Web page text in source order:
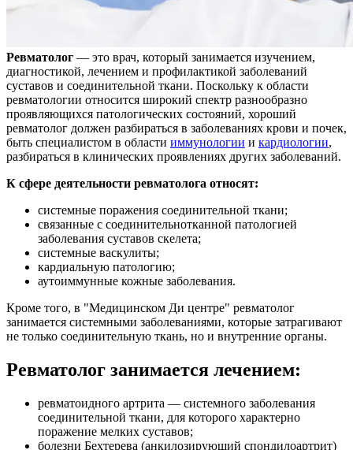
Ревматолог — это врач, который занимается изучением,
диагностикой, лечением и профилактикой заболеваний
суставов и соединительной ткани. Поскольку к области
ревматологии относится широкий спектр разнообразно
проявляющихся патологических состояний, хороший
ревматолог должен разбираться в заболеваниях крови и почек,
быть специалистом в области иммунологии и кардиологии,
разбираться в клинических проявлениях других заболеваний.
К сфере деятельности ревматолога относят:
системные поражения соединительной ткани;
связанные с соединительнотканной патологией
заболевания суставов скелета;
системные васкулиты;
кардиальную патологию;
аутоиммунные кожные заболевания.
Кроме того, в "Медицинском Ди центре" ревматолог
занимается системными заболеваниями, которые затрагивают
не только соединительную ткань, но и внутренние органы.
Ревматолог занимается лечением:
ревматоидного артрита — системного заболевания
соединительной ткани, для которого характерно
поражение мелких суставов;
болезни Бехтерева (анкилозирующий спондилоартрит)